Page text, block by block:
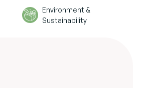
Environment &
Sustainability